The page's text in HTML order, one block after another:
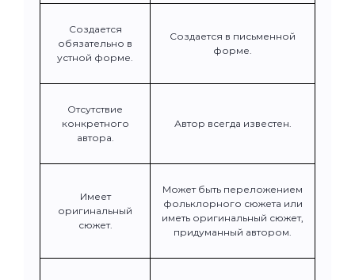
Создается
обязательно в
устной форме.
Создается в письменной
форме.
Отсутствие
конкретного
автора.
Автор всегда известен.
Имеет
оригинальный
сюжет.
Может быть переложением
фольклорного сюжета или
иметь оригинальный сюжет,
придуманный автором.